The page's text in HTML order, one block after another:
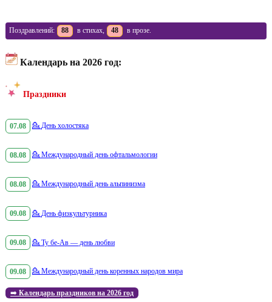
Поздравлений: 88 в стихах, 48 в прозе.
Календарь на 2026 год:
Праздники
07.08 💁 День холостяка
08.08 💁 Международный день офтальмологии
08.08 💁 Международный день альпинизма
09.08 💁 День физкультурника
09.08 💁 Ту бе-Ав — день любви
09.08 💁 Международный день коренных народов мира
➡️ Календарь праздников на 2026 год